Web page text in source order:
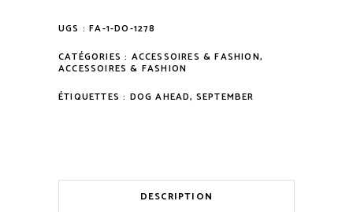
UGS :FA-1-DO-1278
CATÉGORIES : ACCESSOIRES & FASHION,
ACCESSOIRES & FASHION
ÉTIQUETTES : DOG AHEAD, SEPTEMBER
DESCRIPTION